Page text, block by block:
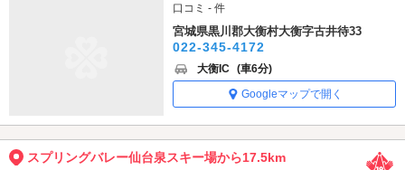
口コミ - 件
宮城県黒川郡大衡村大衡字古井待33
022-345-4172
大衡IC (車6分)
Googleマップで開く
スプリングバレー仙台泉スキー場から17.5km